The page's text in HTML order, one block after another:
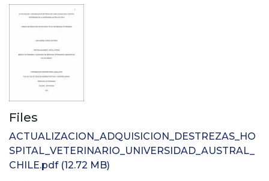
Files
ACTUALIZACION_ADQUISICION_DESTREZAS_HO
SPITAL_VETERINARIO_UNIVERSIDAD_AUSTRAL_
CHILE.pdf(12.72 MB)